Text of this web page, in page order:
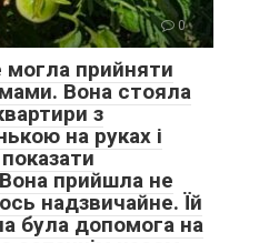
0
могла прийняти
Вона стояла
з
на руках і
прийшла не
надзвичайне. Їй
була допомога на